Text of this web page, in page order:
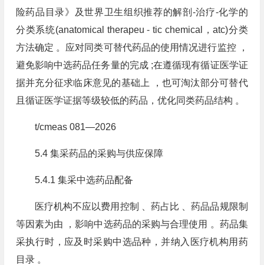
险药品目录》及世界卫生组织推荐的解剖⁃治疗⁃化学的
分类系统(anatomical therapeu ⁃ tic chemical，atc)分类
方法确定 。应对同类可替代药品的使用情况进行监控 ，
避免影响中选药品任务量的完成 ;在遵循现有循证医学证
据并充分征求临床意见的基础上 ，也可淘汰部分可替代
且循证医学证据等级较低的药品，优化同类药品结构 。
t/cmeas 081—2026
5.4 集采药品的采购与供应保障
5.4.1 集采中选药品配备
医疗机构不应以费用控制 、药占比 、药品品规限制
等因素为由 ，影响中选药品的采购与合理使用 。药品集
采执行时，应及时采购中选品种，并纳入医疗机构用药
目录 。